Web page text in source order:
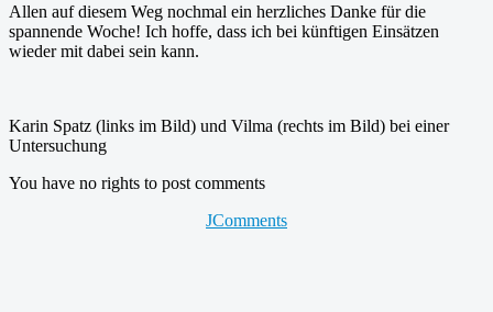
Allen auf diesem Weg nochmal ein herzliches Danke für die
spannende Woche! Ich hoffe, dass ich bei künftigen Einsätzen
wieder mit dabei sein kann.
Karin Spatz (links im Bild) und Vilma (rechts im Bild) bei einer
Untersuchung
You have no rights to post comments
JComments